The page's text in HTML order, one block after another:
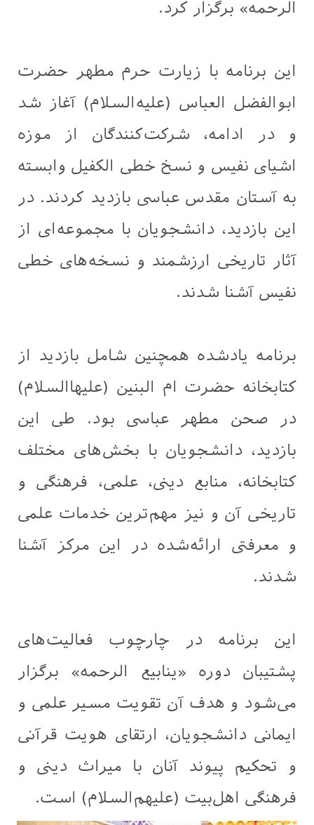
الرحمه» برگزار کرد.
این برنامه با زیارت حرم مطهر حضرت
ابوالفضل العباس (علیه‌السلام) آغاز شد
و در ادامه، شرکت‌کنندگان از موزه
اشیای نفیس و نسخ خطی الکفیل وابسته
به آستان مقدس عباسی بازدید کردند. در
این بازدید، دانشجویان با مجموعه‌ای از
آثار تاریخی ارزشمند و نسخه‌های خطی
نفیس آشنا شدند.
برنامه یادشده همچنین شامل بازدید از
کتابخانه حضرت ام‌ البنین (علیها‌السلام)
در صحن مطهر عباسی بود. طی این
بازدید، دانشجویان با بخش‌های مختلف
کتابخانه، منابع دینی، علمی، فرهنگی و
تاریخی آن و نیز مهم‌ترین خدمات علمی
و معرفتی ارائه‌شده در این مرکز آشنا
شدند.
این برنامه در چارچوب فعالیت‌های
پشتیبان دوره «ینابیع الرحمه» برگزار
می‌شود و هدف آن تقویت مسیر علمی و
ایمانی دانشجویان، ارتقای هویت قرآنی
و تحکیم پیوند آنان با میراث دینی و
فرهنگی اهل‌بیت (علیهم‌السلام) است.